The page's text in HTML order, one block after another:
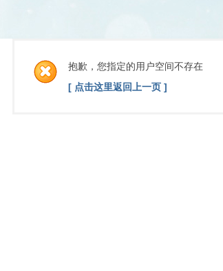
抱歉，您指定的用户空间不存在
[ 点击这里返回上一页 ]